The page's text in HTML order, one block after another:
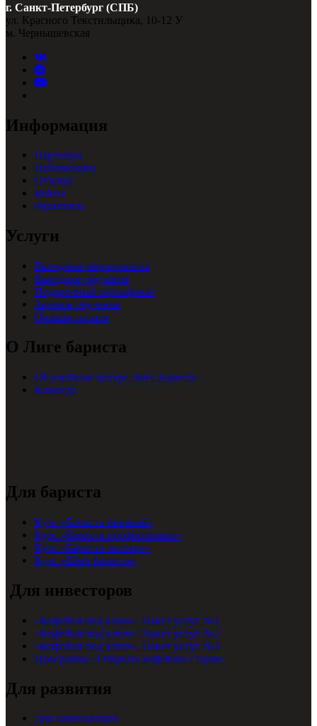
г. Санкт-Петербург (СПБ)
ул. Красного Текстильщика, 10-12 У
м. Чернышевская
Информация
Партнеры
Публикации
Отзывы
Кейсы
Франшиза
Услуги
Выездные мероприятия
Выездное обучение
Подарочный сертификат
Заочное обучение
Онлайн-оплата
О Лиге бариста
Об учебном центре Лиге Бариста
Команда
Для бариста
Курс «Бариста базовый»
Курс «Бариста профессионал»
Курс «Бариста эксперт»
Курс «Шеф-бариста»
Для инвесторов
«Кофейня под ключ». Пакет услуг №1
«Кофейня под ключ». Пакет услуг №2
«Кофейня под ключ». Пакет услуг №3
Программа «Открыть кофейню с нуля»
Для развития
Для начинающих